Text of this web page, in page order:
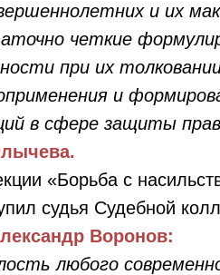
и их
четкие
при их
и
в сфере защиты
«Борьба с
судья Судебной
Воронов:
любого